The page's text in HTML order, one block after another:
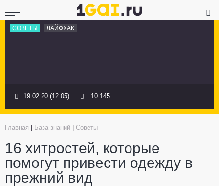
СОВЕТЫ ЛАЙФХАК
19.02.20 (12:05) 10 145
Главная База знаний Советы
16 хитростей, которые
помогут привести одежду в
прежний вид